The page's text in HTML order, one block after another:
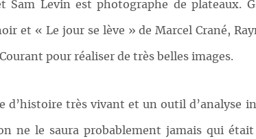
Sam Levin est photographe de plateaux.
et « Le jour se lève » de Marcel Crané,
pour réaliser de très belles images.
d’histoire très vivant et un outil d’analyse
ne le saura probablement jamais qui